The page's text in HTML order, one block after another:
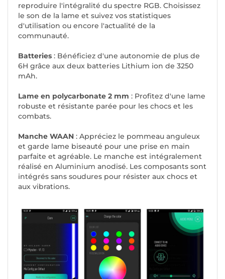
reproduire l'intégralité du spectre RGB. Choisissez
le son de la lame et suivez vos statistiques
d'utilisation ou encore l'actualité de la
communauté.
Batteries : Bénéficiez d'une autonomie de plus de
6H grâce aux deux batteries Lithium ion de 3250
mAh.
Lame en polycarbonate 2 mm : Profitez d'une lame
robuste et résistante parée pour les chocs et les
combats.
Manche WAAN : Appréciez le pommeau anguleux
et garde lame biseauté pour une prise en main
parfaite et agréable. Le manche est intégralement
réalisé en Aluminium anodisé. Les composants sont
intégrés sans soudures pour résister aux chocs et
aux vibrations.